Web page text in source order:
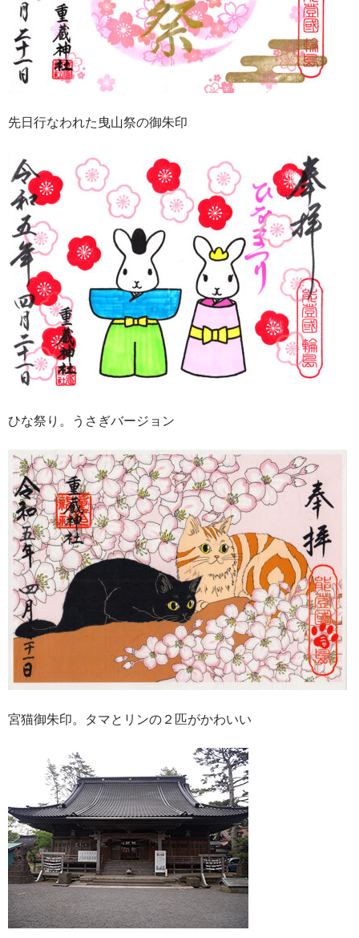
先日行なわれた曳山祭の御朱印
ひな祭り。うさぎバージョン
宮猫御朱印。タマとリンの２匹がかわいい